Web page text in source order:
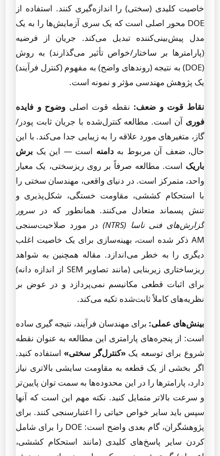
خاصیت کلیدی (سختی) را اندازه‌گیری کنند. استفاده از
DOE محور اصلی است که یک سری آزمایش‌ها را به یک
مدل پیش‌بینی‌کننده تبدیل می‌کند. جریان از فرضیه
(پارامترها بر ساختار/خواص تأثیر می‌گذارند) به روش
(DOE) به نتیجه (روندهای واضح) به مفهوم (کنترل فرآیند)
یک پژوهش مهندسی مؤثر و نمونه است.
نقاط قوت و ضعف: نقطه قوت اصلی وضوح و فایده
فوری آن است. مطالعه کنترل‌شده با جریان ثابت پودر/
گاز، متغیرهای مورد علاقه را به زیبایی جدا می‌کند. با این
حال، ضعف آن مربوط بهدامنه است — این یک برش
باریک است. مطالعه صرفاً بر روی ریزسختی، یک معیار
واحد، متمرکز است. در دنیای واقعی، مهندسان سختی را
با استحکام کششی، مقاومت خستگی، شکل‌پذیری و
تنش پسماند متعادل می‌کنند. همانطور که در سرور
گزارش‌های فنی ناسا (NTRS)
در مورد صلاحیت‌سنجی
AM ذکر شده است، بهینه‌سازی برای یک خاصیت اغلب
دیگری را به خطر می‌اندازد. مقاله همچنین به شواهد
ریزساختاری زیربنایی (مانند تصاویر SEM از اندازه دانه)
برای اثبات قطعی مکانیسم نمی‌پردازد و در عوض بر
نظریه‌های کاملاً ثابت‌شده تکیه می‌کند.
بینش‌های عملی: برای مهندسان فرآیند، نتیجه گیری ساده
است: از پنجره‌های پارامتری این مطالعه به عنوان نقطه
شروع برای توسعه یک«کنترل‌گر سختی»استفاده کنید.
اگر بخشی از یک قطعه به مقاومت سایشی بالاتری نیاز
دارد، پارامترها را در این محدوده‌ها به سمت توان پایین‌تر
و سرعت بالاتر متمایل کنید. نکته مهم این است که آنها
سپس باید سایر خواص حیاتی را اعتبارسنجی کنند. برای
پژوهشگران، گام بعدی واضح است: DOE را برای شامل
کردن سایر پاسخ‌های کلیدی (مانند استحکام کششی،